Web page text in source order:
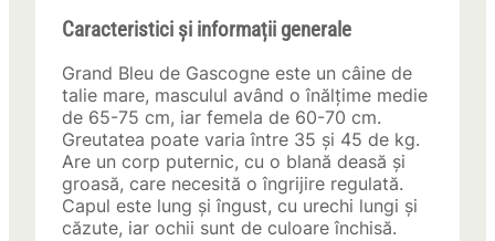
Caracteristici și informații generale
Grand Bleu de Gascogne este un câine de
talie mare, masculul având o înălțime medie
de 65-75 cm, iar femela de 60-70 cm.
Greutatea poate varia între 35 și 45 de kg.
Are un corp puternic, cu o blană deasă și
groasă, care necesită o îngrijire regulată.
Capul este lung și îngust, cu urechi lungi și
căzute, iar ochii sunt de culoare închisă.